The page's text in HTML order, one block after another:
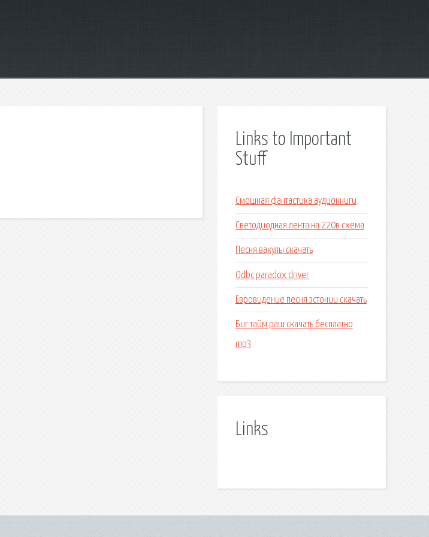
Links to Important
Stuff
Смешная фантастика аудиокниги
Светодиодная лента на 220в схема
Песня вакулы скачать
Odbc paradox driver
Евровидение песня эстонии скачать
Биг тайм раш скачать бесплатно
mp3
Links